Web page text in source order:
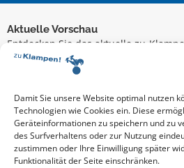
Damit Sie unsere Website optimal nutzen
Technologien wie Cookies ein. Diese
Geräteinformationen zu speichern und zu
des Surfverhaltens oder zur Nutzung
zustimmen oder Ihre Einwilligung später
Funktionalität der Seite einschränken.
Aktuelle Vorschau
Entdecken Sie das aktuelle zu-
Hier finden Sie die Verlagsvorschau
reinlesen oder herunterladen.
Mehr aktuelle Vorschauen ansehen
Newsletter
News zu aktuellen Neuheiten und
Verlag – jederzeit wieder